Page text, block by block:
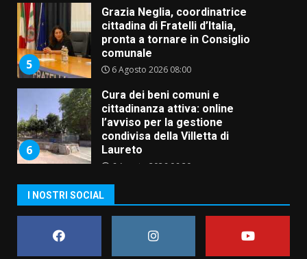
5
Grazia Neglia, coordinatrice
cittadina di Fratelli d’Italia,
pronta a tornare in Consiglio
comunale
6 Agosto 2026 08:00
6
Cura dei beni comuni e
cittadinanza attiva: online
l’avviso per la gestione
condivisa della Villetta di
Laureto
6 Agosto 2026 06:20
assoluta de “L’Albergo
Belvedere. Il rapimento”
6 Agosto 2026 06:15
I NOSTRI SOCIAL